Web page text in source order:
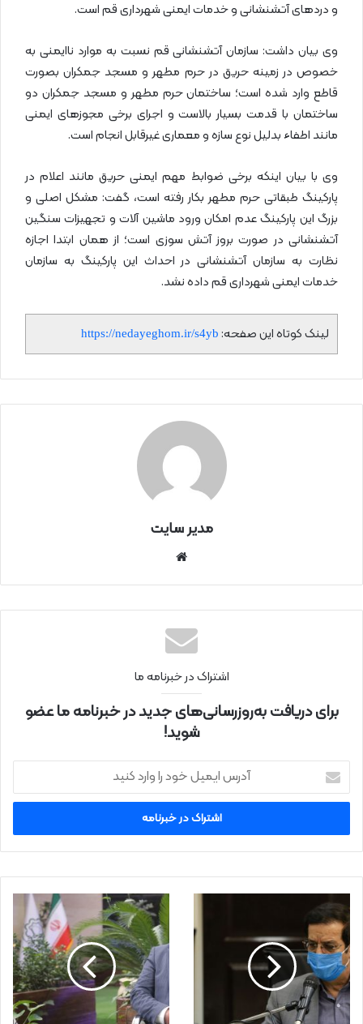
و دردهای آتشنشانی و خدمات ایمنی شهرداری قم است.
وی بیان داشت: سازمان آتشنشانی قم نسبت به موارد ناایمنی به
خصوص در زمینه حریق در حرم مطهر و مسجد جمکران بصورت
قاطع وارد شده است؛ ساختمان حرم مطهر و مسجد جمکران دو
ساختمان با قدمت بسیار بالاست و اجرای برخی مجوزهای ایمنی
مانند اطفاء بدلیل نوع سازه و معماری غیرقابل انجام است.
وی با بیان اینکه برخی ضوابط مهم ایمنی حریق مانند اعلام در
پارکینگ طبقاتی حرم مطهر بکار رفته است، گفت: مشکل اصلی و
بزرگ این پارکینگ عدم امکان ورود ماشین آلات و تجهیزات سنگین
آتشنشانی در صورت بروز آتش سوزی است؛ از همان ابتدا اجازه
نظارت به سازمان آتشنشانی در احداث این پارکینگ به سازمان
خدمات ایمنی شهرداری قم داده نشد.
لینک کوتاه این صفحه: https://nedayeghom.ir/s4yb
مدیر سایت
نتی
اشتراک در خبرنامه ما
برای دریافت به‌روزرسانی‌های جدید در خبرنامه ما عضو
شوید!
ر
ا
ی
ل
خ
و
د
ر
ا
و